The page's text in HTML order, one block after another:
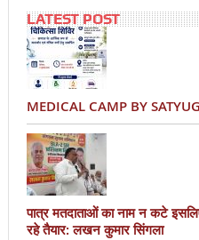
LATEST POST
MEDICAL CAMP BY
पात्र मतदाताओं का नाम न कटे इसलिए
रहे तैयार: लखन कुमार सिंगला